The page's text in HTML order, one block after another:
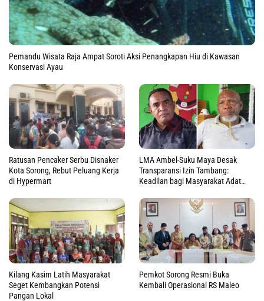
Pemandu Wisata Raja Ampat Soroti Aksi Penangkapan Hiu di Kawasan
Konservasi Ayau
Ratusan Pencaker Serbu Disnaker
Kota Sorong, Rebut Peluang Kerja
di Hypermart
LMA Ambel-Suku Maya Desak
Transparansi Izin Tambang:
Keadilan bagi Masyarakat Adat
Kilang Kasim Latih Masyarakat
Seget Kembangkan Potensi
Pangan Lokal
Pemkot Sorong Resmi Buka
Kembali Operasional RS Maleo